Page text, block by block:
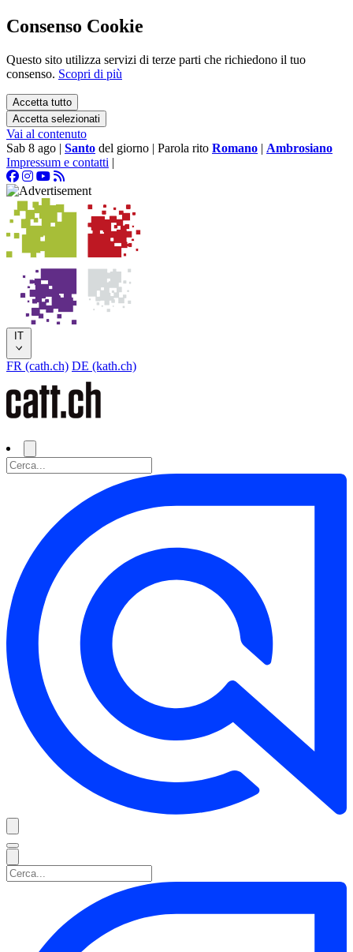
Consenso Cookie
Questo sito utilizza servizi di terze parti che richiedono il tuo
consenso. Scopri di più
Accetta tutto
Accetta selezionati
Vai al contenuto
Sab 8 ago | Santo del giorno | Parola rito Romano | Ambrosiano
Impressum e contatti |
IT
FR (cath.ch) DE (kath.ch)